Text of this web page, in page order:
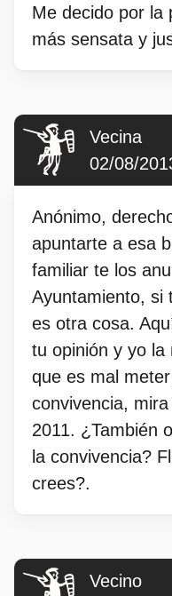
Me decido por la
más sensata y
Vecina
02/08/
Anónimo,
apuntarte a esa
familiar te los
Ayuntamiento, si
es otra cosa.
tu opinión y yo
que es mal
convivencia,
2011. ¿También
la convivencia?
crees?.
Vecino